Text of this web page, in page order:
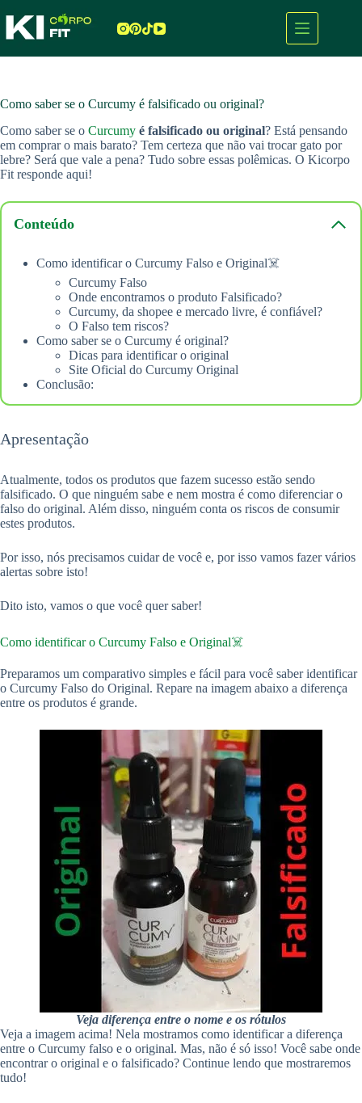
para
Como saber se o Curcumy é falsificado ou original?
Como saber se o Curcumy é falsificado ou original? Está pensando
em comprar o mais barato? Tem certeza que não vai trocar gato por
lebre? Será que vale a pena? Tudo sobre essas polêmicas. O Kicorpo
Fit responde aqui!
Conteúdo
Como identificar o Curcumy Falso e Original☠️
Curcumy Falso
Onde encontramos o produto Falsificado?
Curcumy, da shopee e mercado livre, é confiável?
O Falso tem riscos?
Como saber se o Curcumy é original?
Dicas para identificar o original
Site Oficial do Curcumy Original
Conclusão:
Apresentação
Atualmente, todos os produtos que fazem sucesso estão sendo
falsificado. O que ninguém sabe e nem mostra é como diferenciar o
falso do original. Além disso, ninguém conta os riscos de consumir
estes produtos.
Por isso, nós precisamos cuidar de você e, por isso vamos fazer vários
alertas sobre isto!
Dito isto, vamos o que você quer saber!
Como identificar o Curcumy Falso e Original☠️
Preparamos um comparativo simples e fácil para você saber identificar
o Curcumy Falso do Original. Repare na imagem abaixo a diferença
entre os produtos é grande.
Veja diferença entre o nome e os rótulos
Veja a imagem acima! Nela mostramos como identificar a diferença
entre o Curcumy falso e o original. Mas, não é só isso! Você sabe onde
encontrar o original e o falsificado? Continue lendo que mostraremos
tudo!